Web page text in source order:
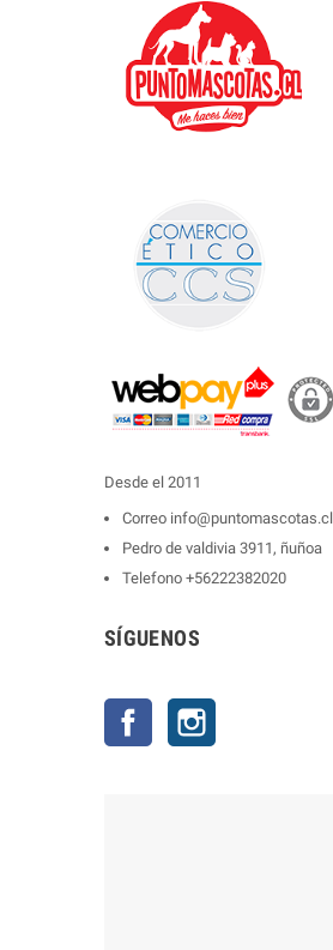
Desde el 2011
Correo info@puntomascotas.cl
Pedro de valdivia 3911, ñuñoa
Telefono +56222382020
SÍGUENOS
Facebook